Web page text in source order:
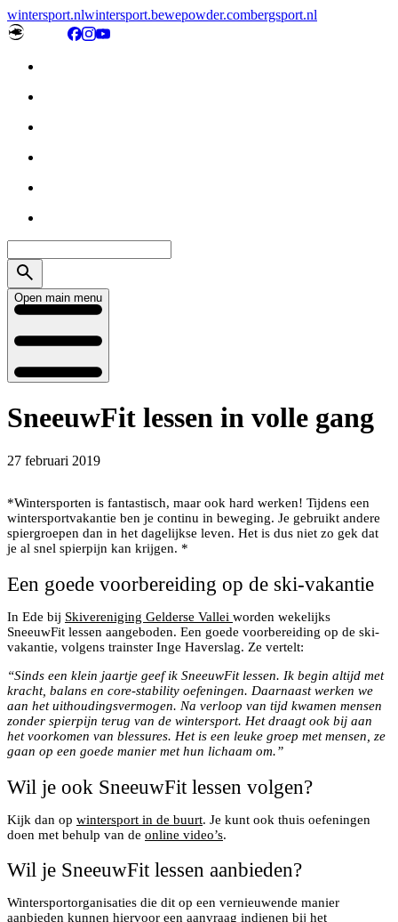
wintersport.nlwintersport.bewepowder.combergsport.nl
Open main menu
SneeuwFit lessen in volle gang
27 februari 2019
*Wintersporten is fantastisch, maar ook hard werken! Tijdens een
wintersportvakantie ben je continu in beweging. Je gebruikt andere
spiergroepen dan in het dagelijkse leven. Het is dus niet zo gek dat
je al snel spierpijn kan krijgen. *
Een goede voorbereiding op de ski-vakantie
In Ede bij Skivereniging Gelderse Vallei worden wekelijks
SneeuwFit lessen aangeboden. Een goede voorbereiding op de ski-
vakantie, volgens trainster Inge Haverslag. Ze vertelt:
“Sinds een klein jaartje geef ik SneeuwFit lessen. Ik begin altijd met
kracht, balans en core-stability oefeningen. Daarnaast werken we
aan het uithoudingsvermogen. Na verloop van tijd kwamen mensen
zonder spierpijn terug van de wintersport. Het draagt ook bij aan
het voorkomen van blessures. Het is een leuke groep met mensen, ze
gaan op een goede manier met hun lichaam om.”
Wil je ook SneeuwFit lessen volgen?
Kijk dan op wintersport in de buurt. Je kunt ook thuis oefeningen
doen met behulp van de online video’s.
Wil je SneeuwFit lessen aanbieden?
Wintersportorganisaties die dit op een vernieuwende manier
aanbieden kunnen hiervoor een aanvraag indienen bij het